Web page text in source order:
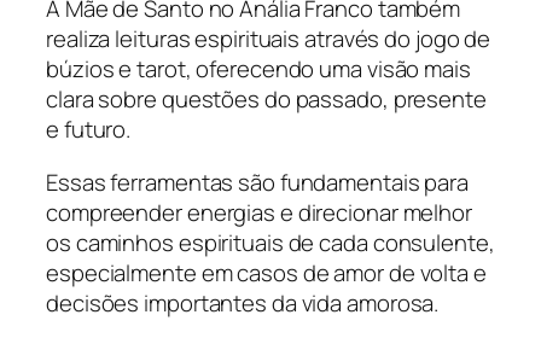
A Mãe de Santo no Anália Franco também
realiza leituras espirituais através do jogo de
búzios e tarot, oferecendo uma visão mais
clara sobre questões do passado, presente
e futuro.
Essas ferramentas são fundamentais para
compreender energias e direcionar melhor
os caminhos espirituais de cada consulente,
especialmente em casos de amor de volta e
decisões importantes da vida amorosa.